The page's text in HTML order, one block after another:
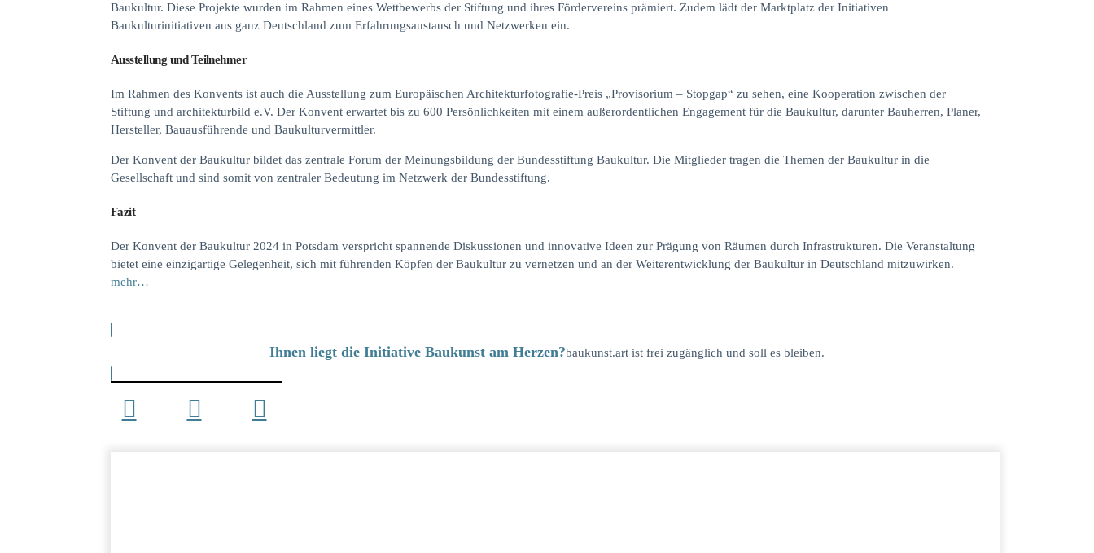
Baukultur. Diese Projekte wurden im Rahmen eines Wettbewerbs der Stiftung und ihres Fördervereins prämiert. Zudem lädt der Marktplatz der Initiativen
Baukulturinitiativen aus ganz Deutschland zum Erfahrungsaustausch und Netzwerken ein.
Ausstellung und Teilnehmer
Im Rahmen des Konvents ist auch die Ausstellung zum Europäischen Architekturfotografie-Preis „Provisorium – Stopgap“ zu sehen, eine Kooperation zwischen der
Stiftung und architekturbild e.V. Der Konvent erwartet bis zu 600 Persönlichkeiten mit einem außerordentlichen Engagement für die Baukultur, darunter Bauherren, Planer,
Hersteller, Bauausführende und Baukulturvermittler.
Der Konvent der Baukultur bildet das zentrale Forum der Meinungsbildung der Bundesstiftung Baukultur. Die Mitglieder tragen die Themen der Baukultur in die
Gesellschaft und sind somit von zentraler Bedeutung im Netzwerk der Bundesstiftung.
Fazit
Der Konvent der Baukultur 2024 in Potsdam verspricht spannende Diskussionen und innovative Ideen zur Prägung von Räumen durch Infrastrukturen. Die Veranstaltung
bietet eine einzigartige Gelegenheit, sich mit führenden Köpfen der Baukultur zu vernetzen und an der Weiterentwicklung der Baukultur in Deutschland mitzuwirken.
mehr…
Ihnen liegt die Initiative Baukunst am Herzen?baukunst.art ist frei zugänglich und soll es bleiben.